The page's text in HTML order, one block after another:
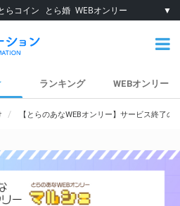
らコイン とら婚 WEBオンリー ▼
ランキング WEBオンリー
【とらのあなWEBオンリー】サービス終了の